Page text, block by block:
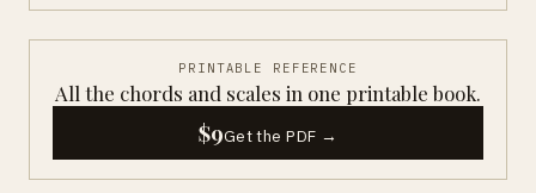
PRINTABLE REFERENCE
All the chords and scales in one printable book.
$9Get the PDF →